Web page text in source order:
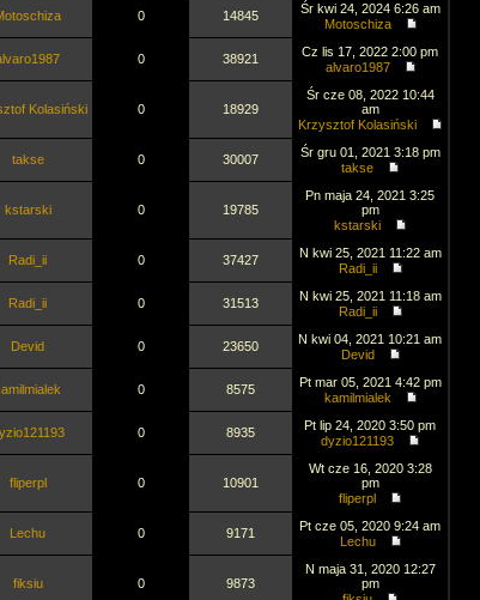
0 14845
Śr kwi 24, 2024 6:26 am
Motoschiza
0 38921
Cz lis 17, 2022 2:00 pm
alvaro1987
Kolasiński 0 18929
Śr cze 08, 2022 10:44
am
Krzysztof Kolasiński
takse 0 30007
Śr gru 01, 2021 3:18 pm
takse
kstarski 0 19785
Pn maja 24, 2021 3:25
pm
kstarski
Radi_ii 0 37427
N kwi 25, 2021 11:22 am
Radi_ii
Radi_ii 0 31513
N kwi 25, 2021 11:18 am
Radi_ii
Devid 0 23650
N kwi 04, 2021 10:21 am
Devid
0 8575
Pt mar 05, 2021 4:42 pm
kamilmialek
0 8935
Pt lip 24, 2020 3:50 pm
dyzio121193
fliperpl 0 10901
Wt cze 16, 2020 3:28
pm
fliperpl
Lechu 0 9171
Pt cze 05, 2020 9:24 am
Lechu
fiksiu 0 9873
N maja 31, 2020 12:27
pm